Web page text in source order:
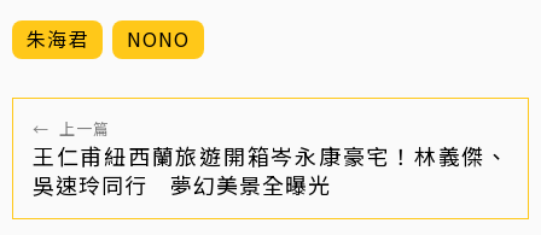
朱海君 NONO
← 上一篇
王仁甫紐西蘭旅遊開箱岑永康豪宅！林義傑、
吳速玲同行 夢幻美景全曝光